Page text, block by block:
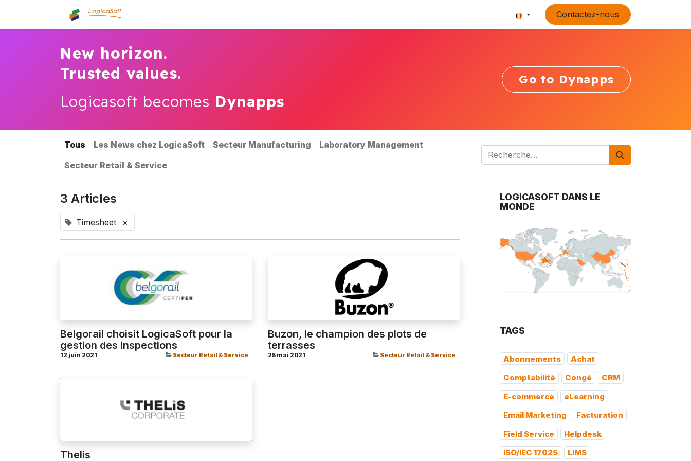
Contactez-nous
New horizon.
Trusted values.
Logicasoft becomes Dynapps
Go to Dynapps
Tous Les News chez LogicaSoft Secteur Manufacturing
Laboratory Management
Secteur Retail & Service
3 Articles
Timesheet ×
Belgorail choisit LogicaSoft pour la
gestion des inspections
12 juin 2021 Secteur Retail & Service
Buzon, le champion des plots de
terrasses
25 mai 2021 Secteur Retail & Service
Thelis
LOGICASOFT DANS LE
MONDE
TAGS
Abonnements
Achat
Comptabilité
Congé
CRM
E-commerce
eLearning
Email Marketing
Facturation
Field Service
Helpdesk
ISO/IEC 17025
LIMS